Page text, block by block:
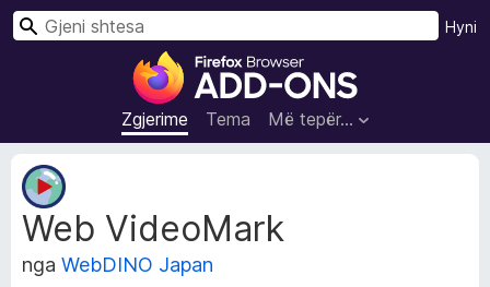
S
h
t
e
S
h
Zgjerime Tema Më tepër…
Hyni
K
Web VideoMark
nga WebDINO Japan
T
e
j
t
ë